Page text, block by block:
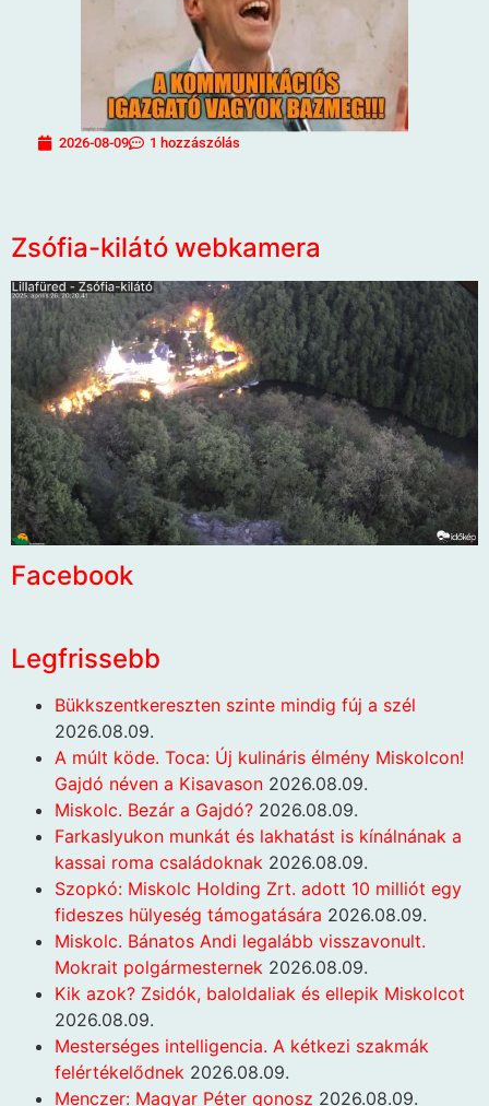
2026-08-09 1 hozzászólás
Zsófia-kilátó webkamera
Facebook
Legfrissebb
Bükkszentkereszten szinte mindig fúj a szél
2026.08.09.
A múlt köde. Toca: Új kulináris élmény Miskolcon!
Gajdó néven a Kisavason 2026.08.09.
Miskolc. Bezár a Gajdó? 2026.08.09.
Farkaslyukon munkát és lakhatást is kínálnának a
kassai roma családoknak 2026.08.09.
Szopkó: Miskolc Holding Zrt. adott 10 milliót egy
fideszes hülyeség támogatására 2026.08.09.
Miskolc. Bánatos Andi legalább visszavonult.
Mokrait polgármesternek 2026.08.09.
Kik azok? Zsidók, baloldaliak és ellepik Miskolcot
2026.08.09.
Mesterséges intelligencia. A kétkezi szakmák
felértékelődnek 2026.08.09.
Menczer: Magyar Péter gonosz 2026.08.09.